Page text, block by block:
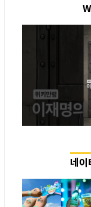
네이